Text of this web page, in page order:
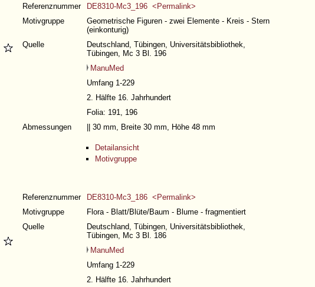
Referenznummer
DE8310-Mc3_196 <Permalink>
Motivgruppe
Geometrische Figuren - zwei Elemente - Kreis - Stern
(einkonturig)
Quelle
Deutschland, Tübingen, Universitätsbibliothek,
Tübingen, Mc 3 Bl. 196
ManuMed
Umfang 1-229
2. Hälfte 16. Jahrhundert
Folia: 191, 196
Abmessungen
|| 30 mm, Breite 30 mm, Höhe 48 mm
Detailansicht
Motivgruppe
Referenznummer
DE8310-Mc3_186 <Permalink>
Motivgruppe
Flora - Blatt/Blüte/Baum - Blume - fragmentiert
Quelle
Deutschland, Tübingen, Universitätsbibliothek,
Tübingen, Mc 3 Bl. 186
ManuMed
Umfang 1-229
2. Hälfte 16. Jahrhundert